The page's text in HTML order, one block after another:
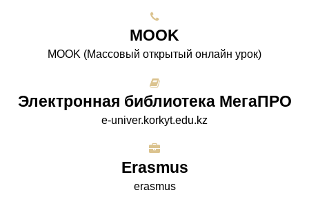
МООK
МООK (Массовый открытый онлайн урок)
Электронная библиотека МегаПРО
e-univer.korkyt.edu.kz
Erasmus
erasmus